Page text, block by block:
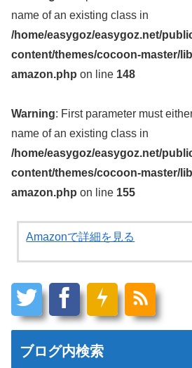
name of an existing class in
/home/easygoz/easygoz.net/
content/themes/cocoon-master/
amazon.php on line 148
Warning: First parameter must
name of an existing class in
/home/easygoz/easygoz.net/
content/themes/cocoon-master/
amazon.php on line 155
Amazonで詳細を見る
ブログ内検索